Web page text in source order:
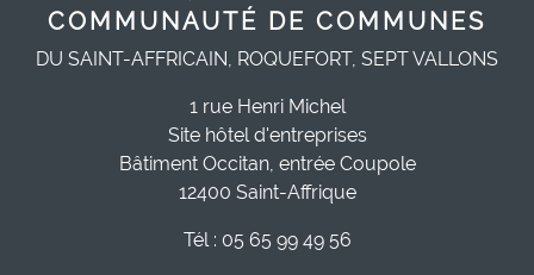
COMMUNAUTÉ DE COMMUNES
DU SAINT-AFFRICAIN, ROQUEFORT, SEPT VALLONS
1 rue Henri Michel
Site hôtel d'entreprises
Bâtiment Occitan, entrée Coupole
12400 Saint-Affrique
Tél : 05 65 99 49 56